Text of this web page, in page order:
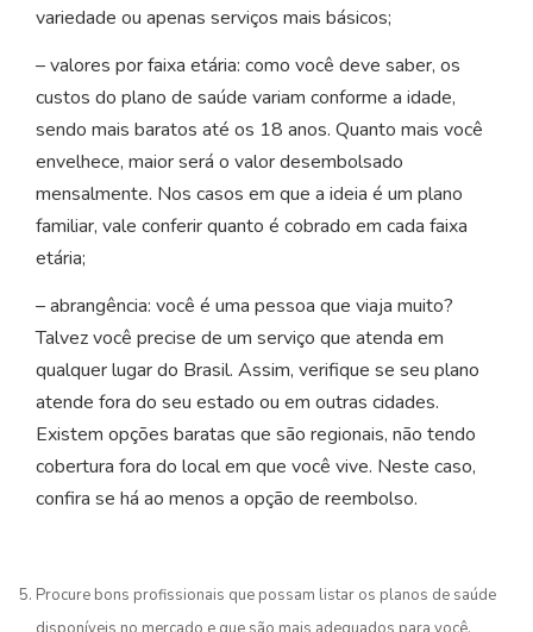
variedade ou apenas serviços mais básicos;
– valores por faixa etária: como você deve saber, os
custos do plano de saúde variam conforme a idade,
sendo mais baratos até os 18 anos. Quanto mais você
envelhece, maior será o valor desembolsado
mensalmente. Nos casos em que a ideia é um plano
familiar, vale conferir quanto é cobrado em cada faixa
etária;
– abrangência: você é uma pessoa que viaja muito?
Talvez você precise de um serviço que atenda em
qualquer lugar do Brasil. Assim, verifique se seu plano
atende fora do seu estado ou em outras cidades.
Existem opções baratas que são regionais, não tendo
cobertura fora do local em que você vive. Neste caso,
confira se há ao menos a opção de reembolso.
Procure bons profissionais que possam listar os planos de saúde